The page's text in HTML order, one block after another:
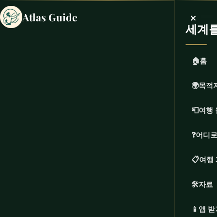
Atlas Guide ×
세계
🏠홈
🌍목적
📮여행
❓어디
📋여행
🛠️자료
📱 앱 받